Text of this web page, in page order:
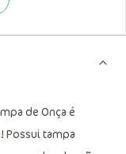
de Onça é
Possui tampa